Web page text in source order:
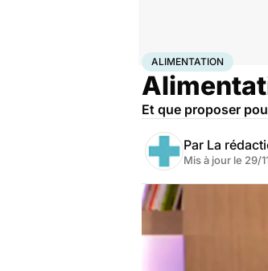
AccueilSantéMaladies
ALIMENTATION
Et que proposer
Par La
Mis à jour le 29/